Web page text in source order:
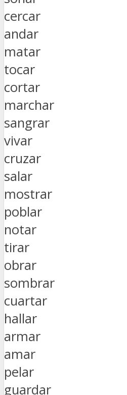
cercar
andar
matar
tocar
cortar
marchar
sangrar
vivar
cruzar
salar
mostrar
poblar
notar
tirar
obrar
sombrar
cuartar
hallar
armar
amar
pelar
guardar